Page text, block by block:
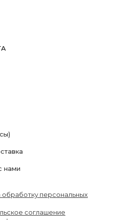
нами
обработку персональных
соглашение